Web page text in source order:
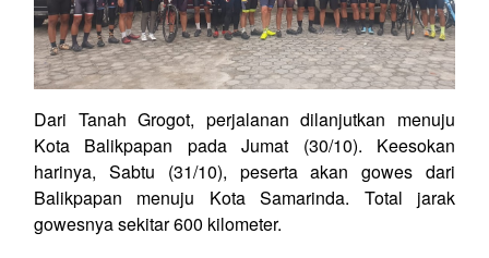
Dari Tanah Grogot, perjalanan dilanjutkan menuju
Kota Balikpapan pada Jumat (30/10). Keesokan
harinya, Sabtu (31/10), peserta akan gowes dari
Balikpapan menuju Kota Samarinda. Total jarak
gowesnya sekitar 600 kilometer.